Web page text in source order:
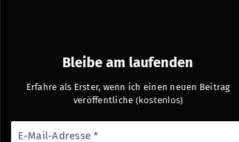
Bleibe am laufenden
Erfahre als Erster, wenn ich einen neuen Beitrag
veröffentliche (kostenlos)